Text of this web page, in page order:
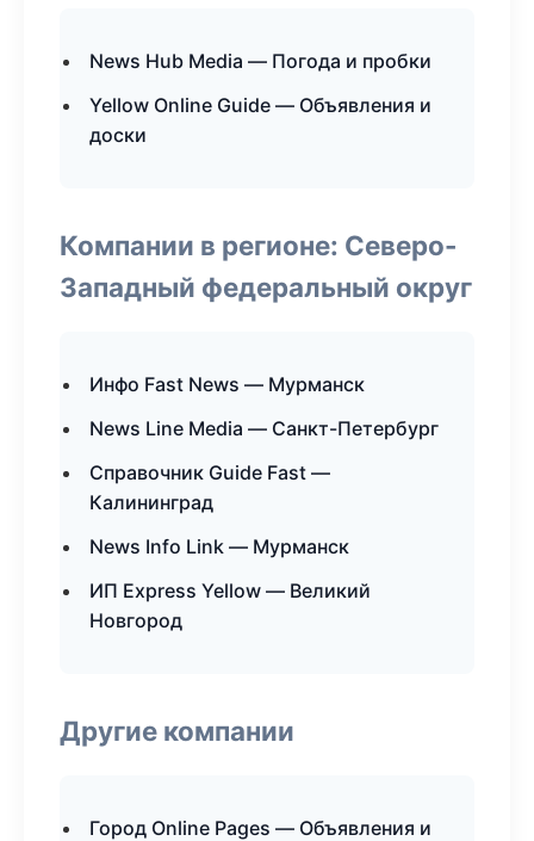
News Hub Media — Погода и пробки
Yellow Online Guide — Объявления и
доски
Компании в регионе: Северо-
Западный федеральный округ
Инфо Fast News — Мурманск
News Line Media — Санкт-Петербург
Справочник Guide Fast —
Калининград
News Info Link — Мурманск
ИП Express Yellow — Великий
Новгород
Другие компании
Город Online Pages — Объявления и